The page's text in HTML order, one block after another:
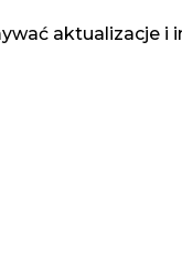
aktualizacje i